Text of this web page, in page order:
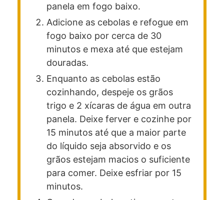
panela em fogo baixo.
Adicione as cebolas e refogue em
fogo baixo por cerca de 30
minutos e mexa até que estejam
douradas.
Enquanto as cebolas estão
cozinhando, despeje os grãos
trigo e 2 xícaras de água em outra
panela. Deixe ferver e cozinhe por
15 minutos até que a maior parte
do líquido seja absorvido e os
grãos estejam macios o suficiente
para comer. Deixe esfriar por 15
minutos.